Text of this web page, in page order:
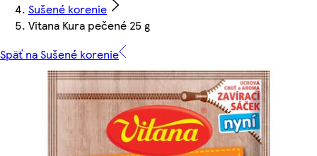
Sušené korenie
Vitana Kura pečené 25 g
Späť na Sušené korenie